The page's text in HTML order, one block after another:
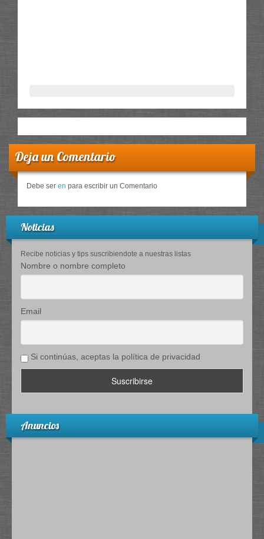
Deja un Comentario
Debe ser en para escribir un Comentario
Noticias
Recibe noticias y tips suscribiendote a nuestras listas
Nombre o nombre completo
Email
Si continúas, aceptas la política de privacidad
Anuncios